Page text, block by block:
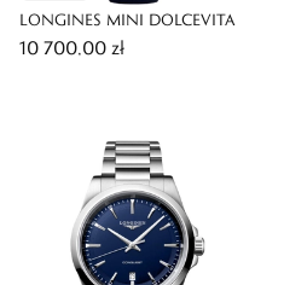
LONGINES MINI DOLCEVITA
10 700,00 zł